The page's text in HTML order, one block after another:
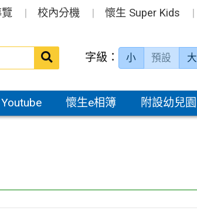
校內分機 懷生 Super Kids
送出 字級： 小 預設 大
懷生e相簿 附設幼兒園